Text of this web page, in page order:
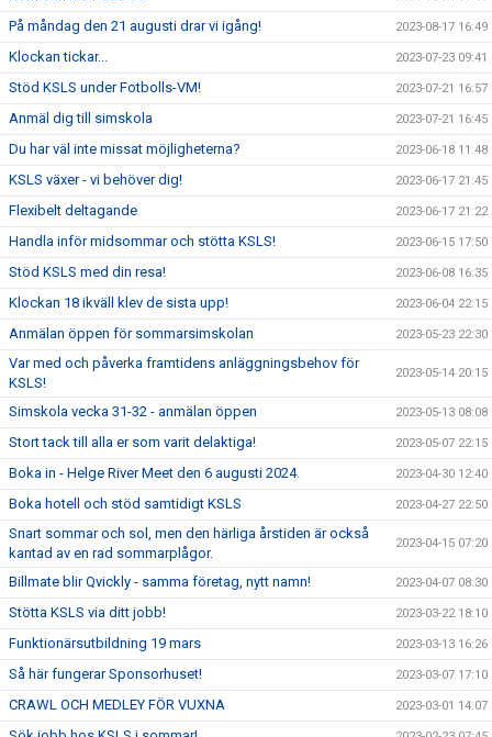
På måndag den 21 augusti drar vi igång! 2023-08-17 16:49
Klockan tickar... 2023-07-23 09:41
Stöd KSLS under Fotbolls-VM! 2023-07-21 16:57
Anmäl dig till simskola 2023-07-21 16:45
Du har väl inte missat möjligheterna? 2023-06-18 11:48
KSLS växer - vi behöver dig! 2023-06-17 21:45
Flexibelt deltagande 2023-06-17 21:22
Handla inför midsommar och stötta KSLS! 2023-06-15 17:50
Stöd KSLS med din resa! 2023-06-08 16:35
Klockan 18 ikväll klev de sista upp! 2023-06-04 22:15
Anmälan öppen för sommarsimskolan 2023-05-23 22:30
Var med och påverka framtidens anläggningsbehov för
KSLS!
2023-05-14 20:15
Simskola vecka 31-32 - anmälan öppen 2023-05-13 08:08
Stort tack till alla er som varit delaktiga! 2023-05-07 22:15
Boka in - Helge River Meet den 6 augusti 2024. 2023-04-30 12:40
Boka hotell och stöd samtidigt KSLS 2023-04-27 22:50
Snart sommar och sol, men den härliga årstiden är också
kantad av en rad sommarplågor.
2023-04-15 07:20
Billmate blir Qvickly - samma företag, nytt namn! 2023-04-07 08:30
Stötta KSLS via ditt jobb! 2023-03-22 18:10
Funktionärsutbildning 19 mars 2023-03-13 16:26
Så här fungerar Sponsorhuset! 2023-03-07 17:10
CRAWL OCH MEDLEY FÖR VUXNA 2023-03-01 14:07